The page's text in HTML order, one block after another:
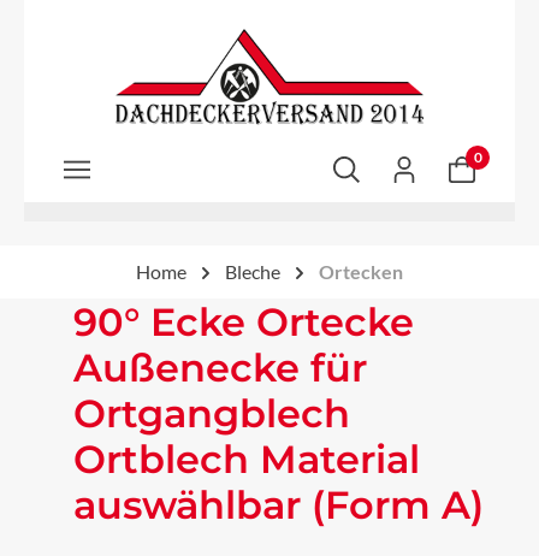
Zum Hauptinhalt springen
0
Home Bleche Ortecken
90° Ecke Ortecke
Außenecke für
Ortgangblech
Ortblech Material
auswählbar (Form A)